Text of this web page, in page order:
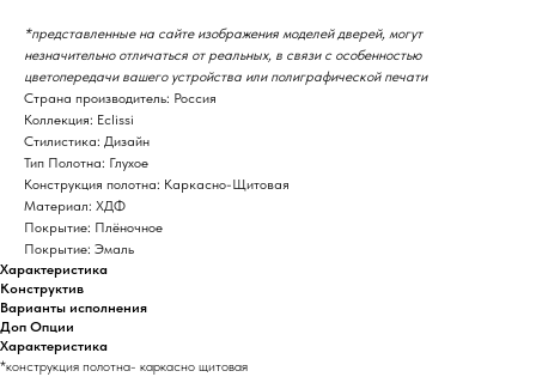
*представленные на сайте изображения моделей дверей, могут
незначительно отличаться от реальных, в связи с особенностью
цветопередачи вашего устройства или полиграфической печати
Страна производитель: Россия
Коллекция: Eclissi
Стилистика: Дизайн
Тип Полотна: Глухое
Конструкция полотна: Каркасно-Щитовая
Материал: ХДФ
Покрытие: Плёночное
Покрытие: Эмаль
Характеристика
Конструктив
Варианты исполнения
Доп Опции
Характеристика
*конструкция полотна- каркасно щитовая